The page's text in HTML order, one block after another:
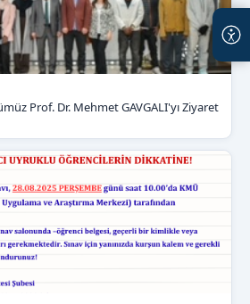
Prof. Dr. Mehmet GAVGALI'yı Ziyaret